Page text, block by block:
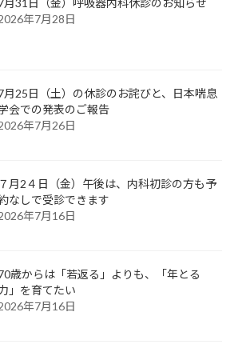
年7月28日
月25日（土）の休診のお詫びと、日本喘息
会での発表のご報告
年7月26日
７月2４日（金）午後は、内科初診の方も予
なしで受診できます
年7月16日
歳からは「若返る」よりも、「年とる
」を育てたい
年7月16日